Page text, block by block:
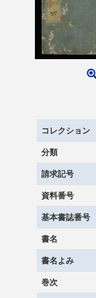
コレクション
分類
請求記号
資料番号
基本書誌番号
書名
書名よみ
巻次